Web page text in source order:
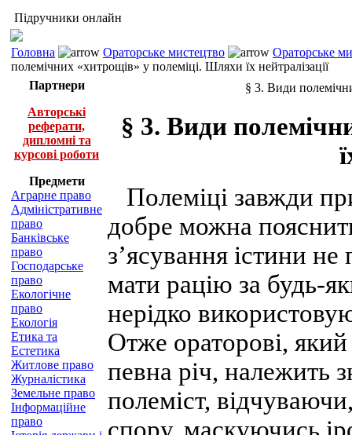
Підручники онлайн
Головна Ораторське мистецтво
Ораторське
полемічних «хитрощів» у полеміці. Шляхи їх нейтралізації
Партнери
Авторські
реферати,
дипломні та
курсові роботи
Предмети
Аграрне право
Адміністративне
право
Банківське
право
Господарське
право
Екологічне
право
Екологія
Етика та
Естетика
Житлове право
Журналістика
Земельне право
Інформаційне
право
§ 3. Види
§ 3. Види
Полеміці завжди
добре можна
з’ясування істини
мати рацію за будь-
нерідко
Отже ораторові,
певна річ, належить
полеміст,